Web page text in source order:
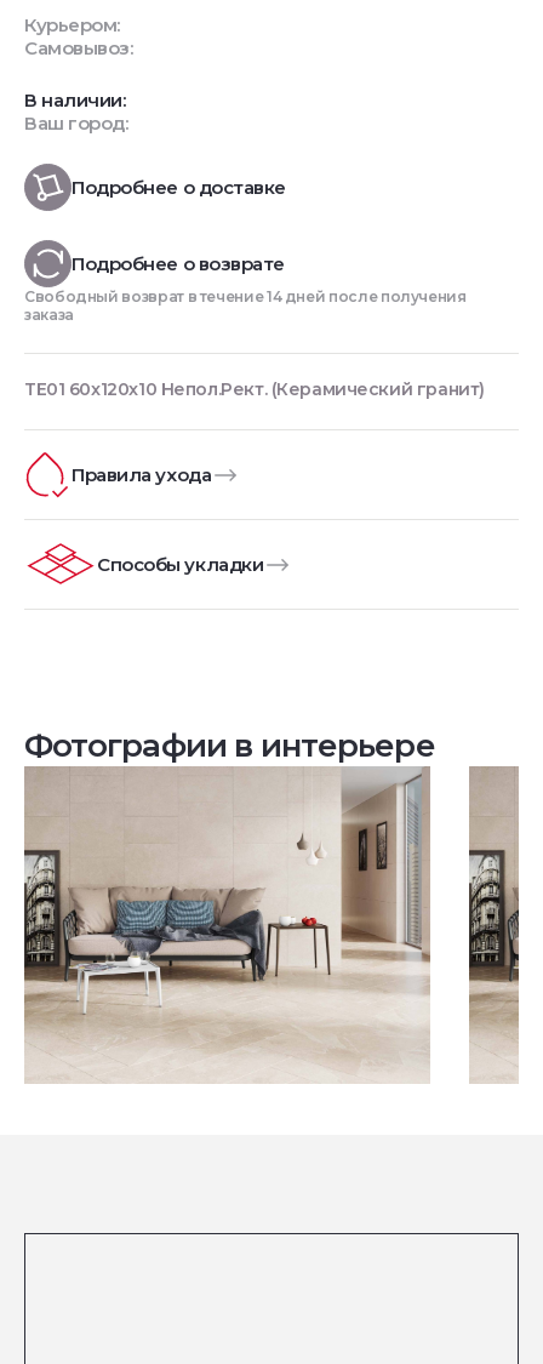
Курьером:
Самовывоз:
В наличии:
Ваш город:
Подробнее о доставке
Подробнее о возврате
Свободный возврат в течение 14 дней после получения
заказа
TE01 60x120x10 Непол.Рект. (Керамический гранит)
Правила ухода
Способы укладки
Фотографии в интерьере
Посмотреть все проекты